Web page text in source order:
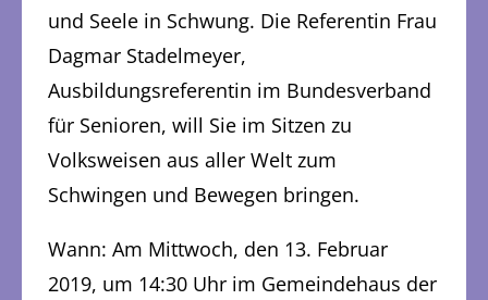
und Seele in Schwung. Die Referentin Frau
Dagmar Stadelmeyer,
Ausbildungsreferentin im Bundesverband
für Senioren, will Sie im Sitzen zu
Volksweisen aus aller Welt zum
Schwingen und Bewegen bringen.
Wann: Am Mittwoch, den 13. Februar
2019, um 14:30 Uhr im Gemeindehaus der